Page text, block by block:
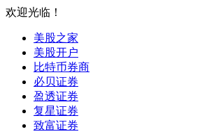
欢迎光临！
美股之家
美股开户
比特币券商
必贝证券
盈透证券
复星证券
致富证券